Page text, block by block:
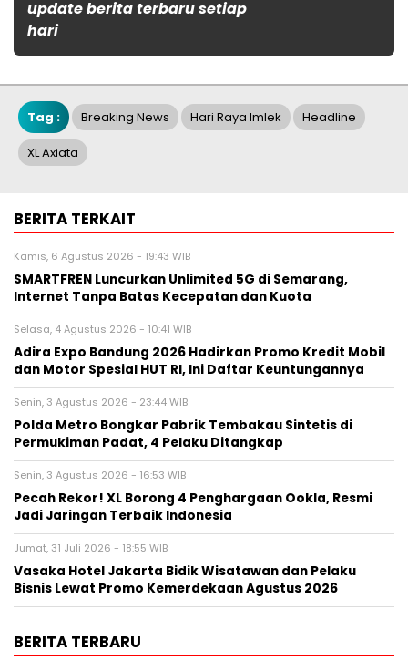
update berita terbaru setiap
hari
Tag : Breaking News Hari Raya Imlek Headline
XL Axiata
BERITA TERKAIT
Kamis, 6 Agustus 2026 - 19:43 WIB
SMARTFREN Luncurkan Unlimited 5G di Semarang,
Internet Tanpa Batas Kecepatan dan Kuota
Selasa, 4 Agustus 2026 - 10:41 WIB
Adira Expo Bandung 2026 Hadirkan Promo Kredit Mobil
dan Motor Spesial HUT RI, Ini Daftar Keuntungannya
Senin, 3 Agustus 2026 - 23:44 WIB
Polda Metro Bongkar Pabrik Tembakau Sintetis di
Permukiman Padat, 4 Pelaku Ditangkap
Senin, 3 Agustus 2026 - 16:53 WIB
Pecah Rekor! XL Borong 4 Penghargaan Ookla, Resmi
Jadi Jaringan Terbaik Indonesia
Jumat, 31 Juli 2026 - 18:55 WIB
Vasaka Hotel Jakarta Bidik Wisatawan dan Pelaku
Bisnis Lewat Promo Kemerdekaan Agustus 2026
BERITA TERBARU